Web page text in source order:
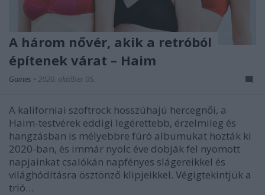
A három nővér, akik a retróból
építenek várat – Haim
Gaines • 2020. október 05.
A kaliforniai szoftrock hosszúhajú hercegnői, a
Haim-testvérek eddigi legérettebb, érzelmileg és
hangzásban is mélyebbre fúró albumukat hozták ki
2020-ban, és immár nyolc éve dobják fel nyomott
napjainkat csalókán napfényes slágereikkel és
világhódításra ösztönző klipjeikkel. Végigtekintjük a
trió…